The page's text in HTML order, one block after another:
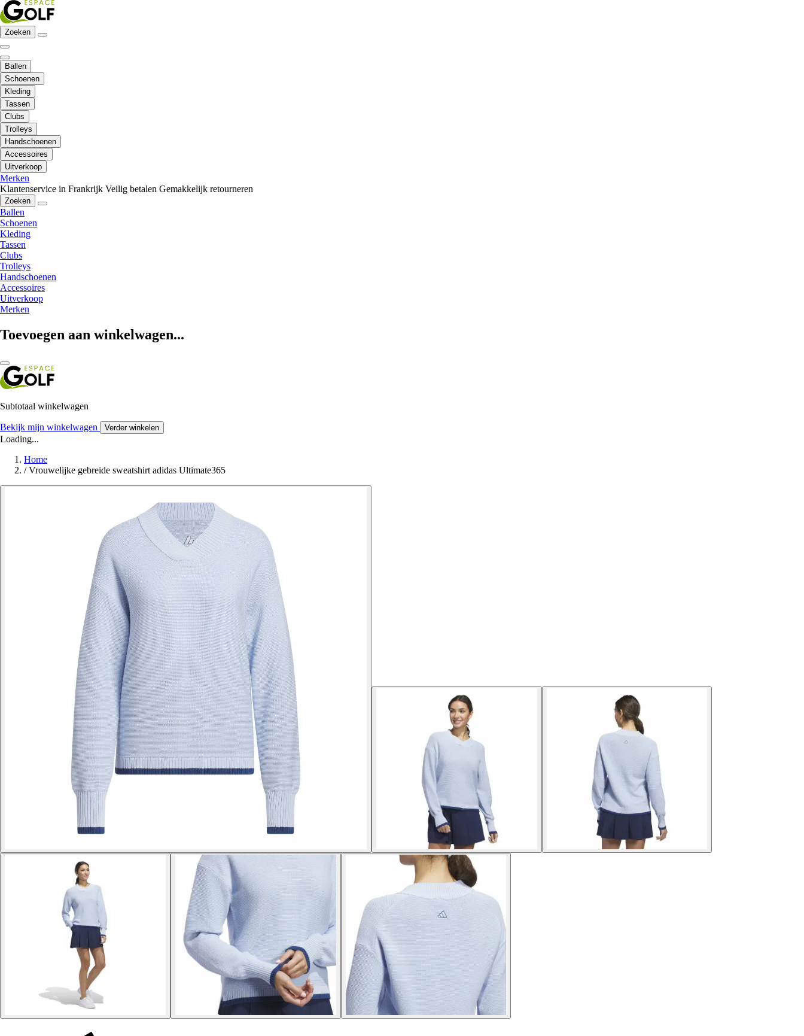
Zoeken
Ballen
Schoenen
Kleding
Tassen
Clubs
Trolleys
Handschoenen
Accessoires
Uitverkoop
Merken
Klantenservice in Frankrijk Veilig betalen Gemakkelijk retourneren
Zoeken
Ballen
Schoenen
Kleding
Tassen
Clubs
Trolleys
Handschoenen
Accessoires
Uitverkoop
Merken
Toevoegen aan winkelwagen...
Subtotaal winkelwagen
Bekijk mijn winkelwagen Verder winkelen
Loading...
Home
/ Vrouwelijke gebreide sweatshirt adidas Ultimate365